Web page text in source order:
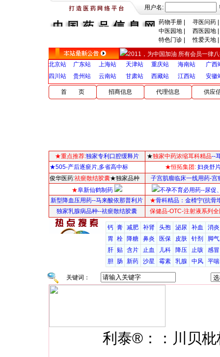
用户名:
药物手册 寻医问药
中医园地
西医园地
特色门诊| 性爱天地|
2011，为中国加油 所有会员一律
北京站
广东站 上海站 天津站 重庆站 海南站
广西
四川站
贵州站 云南站 甘肃站 西藏站 江西站 安徽
首 页 招商信息 代理信息 供应
★重点推荐:独家专利口腔缓释片 ★独家中药浓缩耳科精品--
★505-产后逐瘀片,多省高中标
★恒拓集团: 妇炎舒
俊华医药:祛瘀散结胶囊★独家品种
子宫肌瘤临床一线用药-宫
★阜新仙鹤制药
不孕不育必用药--尿促
新型降血压用药--马来酸依那普利片
★骨科精品： 金榾宁(抗骨
独家乳腺病品种--祛瘀散结胶囊
保健品-OTC-注射液系列
钙 膏 减肥 补肾 头孢 泌尿 补血
消炎
胃 栓 降糖 鼻炎 医保 皮肤 针剂
脚气
肝 贴 含片 止血 儿科 降压 止咳
感冒
胆 肠 新药 沙星 霉素 乳腺 中风 平喘
关键词：
利泰®：：川贝枇